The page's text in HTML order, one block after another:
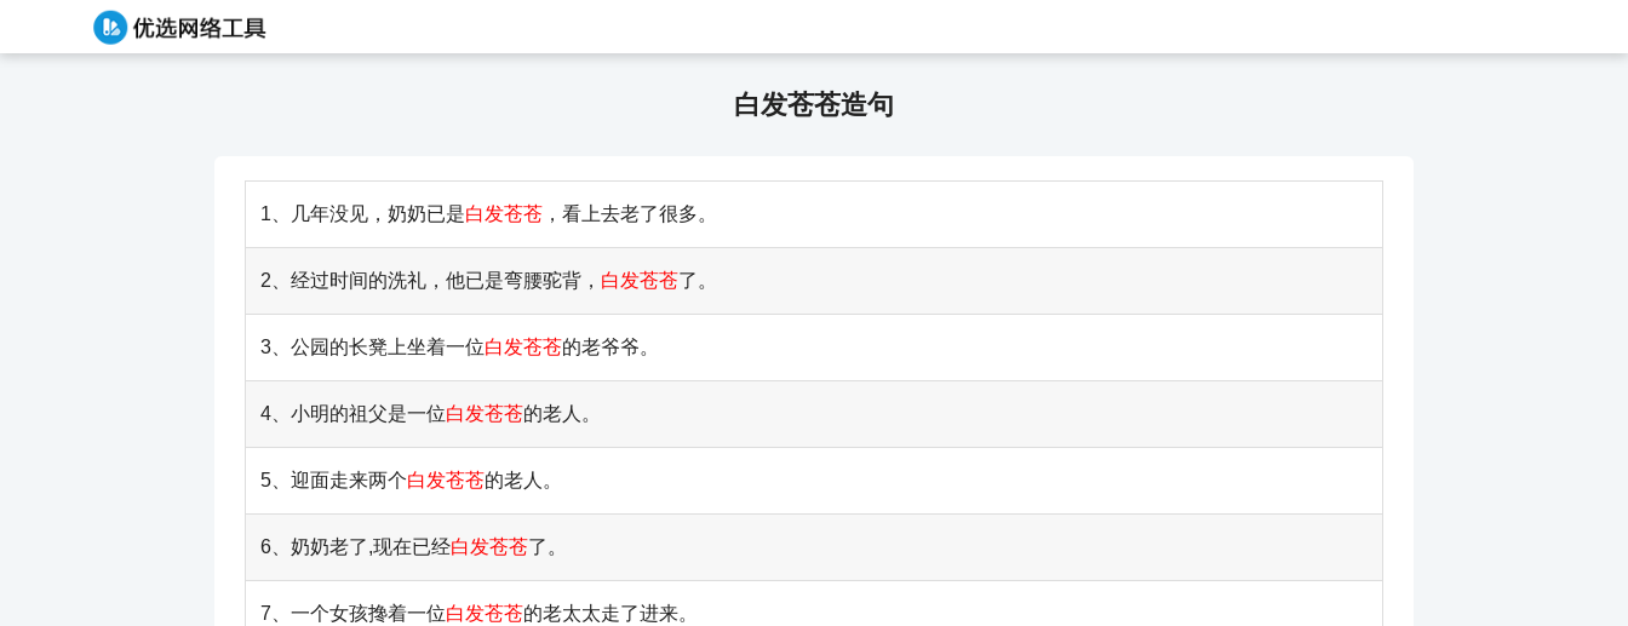
白发苍苍造句
1、几年没见，奶奶已是白发苍苍 ，看上去老了很多。
2、经过时间的洗礼，他已是弯腰驼背， 白发苍苍了。
3、公园的长凳上坐着一位白发苍苍的老爷爷。
4、小明的祖父是一位白发苍苍的老人。
5、迎面走来两个白发苍苍的老人。
6、奶奶老了,现在已经白发苍苍了。
7、一个女孩搀着一位白发苍苍的老太太走了进来。